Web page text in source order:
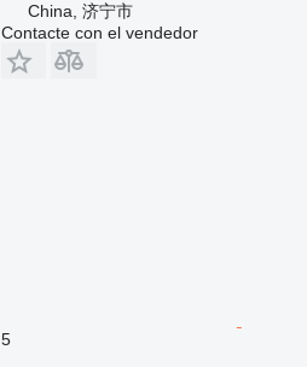
China, 济宁市
Contacte con el vendedor
5